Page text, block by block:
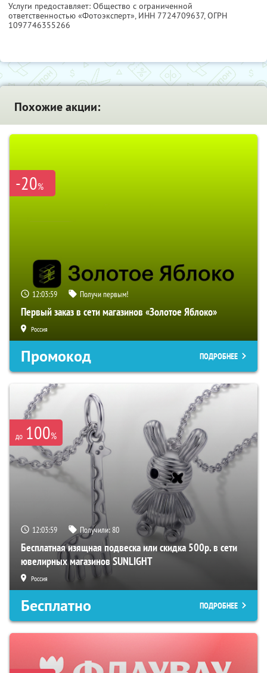
Услуги предоставляет: Общество с ограниченной
ответственностью «Фотоэксперт», ИНН 7724709637, ОГРН
1097746355266
Похожие акции:
-20%
12:03:58 Получи первым!
Первый заказ в сети магазинов «Золотое Яблоко»
Россия
Промокод ПОДРОБНЕЕ
до 100%
12:03:58 Получили:80
Бесплатная изящная подвеска или скидка 500р. в сети
ювелирных магазинов SUNLIGHT
Россия
Бесплатно ПОДРОБНЕЕ